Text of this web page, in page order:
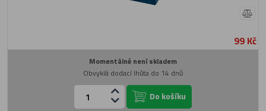
99 Kč
Momentálně není skladem
Obvyklá dodací lhůta do 14 dnů
Do košíku